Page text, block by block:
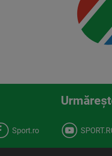
Sport.ro